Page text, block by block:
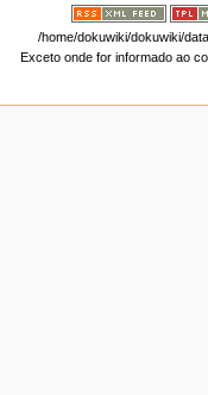
/home/dokuwiki/dokuwiki/
Exceto onde for informado ao